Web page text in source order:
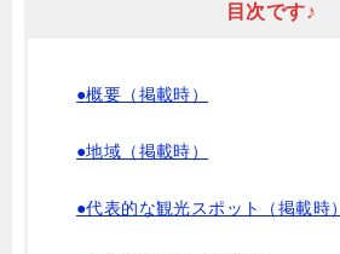
目次です♪
●概要（掲載時）
●地域（掲載時）
●代表的な観光スポット（掲載時）